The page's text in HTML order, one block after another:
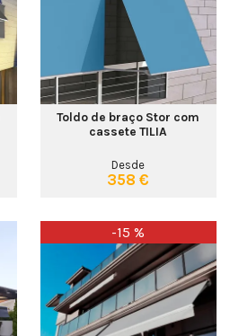
Toldo de braço Stor com
cassete TILIA
Desde
358 €
-15 %